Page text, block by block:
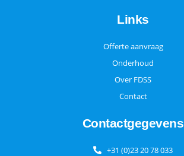
Links
Offerte aanvraag
Onderhoud
Over FDSS
Contact
Contactgegevens
+31 (0)23 20 78 033